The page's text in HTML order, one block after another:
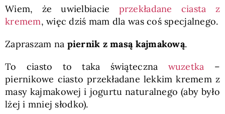
Wiem, że uwielbiacie przekładane ciasta z
kremem, więc dziś mam dla was coś specjalnego.
Zapraszam na piernik z masą kajmakową.
To ciasto to taka świąteczna wuzetka –
piernikowe ciasto przekładane lekkim kremem z
masy kajmakowej i jogurtu naturalnego (aby było
lżej i mniej słodko).